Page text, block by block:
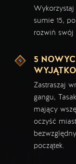
sumie 15,
rozwiń swój
5
Zastraszaj
gangu,
mający
oczyść
początek.